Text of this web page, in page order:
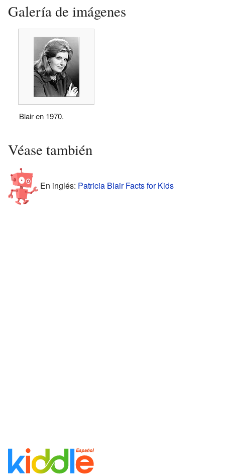
Galería de imágenes
Blair en 1970.
Véase también
En inglés: Patricia Blair Facts for Kids